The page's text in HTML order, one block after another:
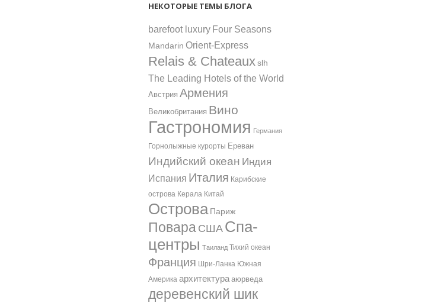
НЕКОТОРЫЕ ТЕМЫ БЛОГА
barefoot luxury Four Seasons
Mandarin Orient-Express
Relais & Chateauxslh
The Leading Hotels of the World
Австрия Армения
Великобритания Вино
Гастрономия Германия
Горнолыжные курорты Ереван
Индийский океан Индия
Испания Италия Карибские
острова Керала Китай
Острова Париж
Повара США Спа-
центры Таиланд Тихий океан
Франция Шри-Ланка Южная
Америка архитектура аюрведа
деревенский шик